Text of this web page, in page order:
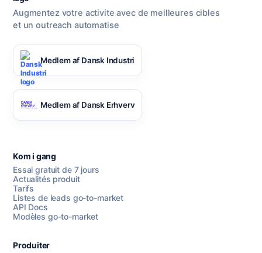
Augmentez votre activite avec de meilleures cibles
et un outreach automatise
Medlem af Dansk Industri
Medlem af Dansk Erhverv
Kom i gang
Essai gratuit de 7 jours
Actualités produit
Tarifs
Listes de leads go-to-market
API Docs
Modèles go-to-market
Produiter